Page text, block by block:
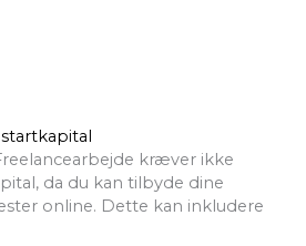
kræver ikke
da du kan tilbyde dine
online. Dette kan inkludere